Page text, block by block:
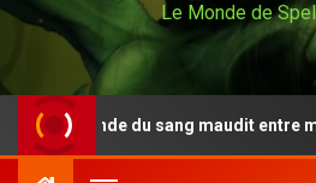
Le Monde de
la légende du sang maudit entre